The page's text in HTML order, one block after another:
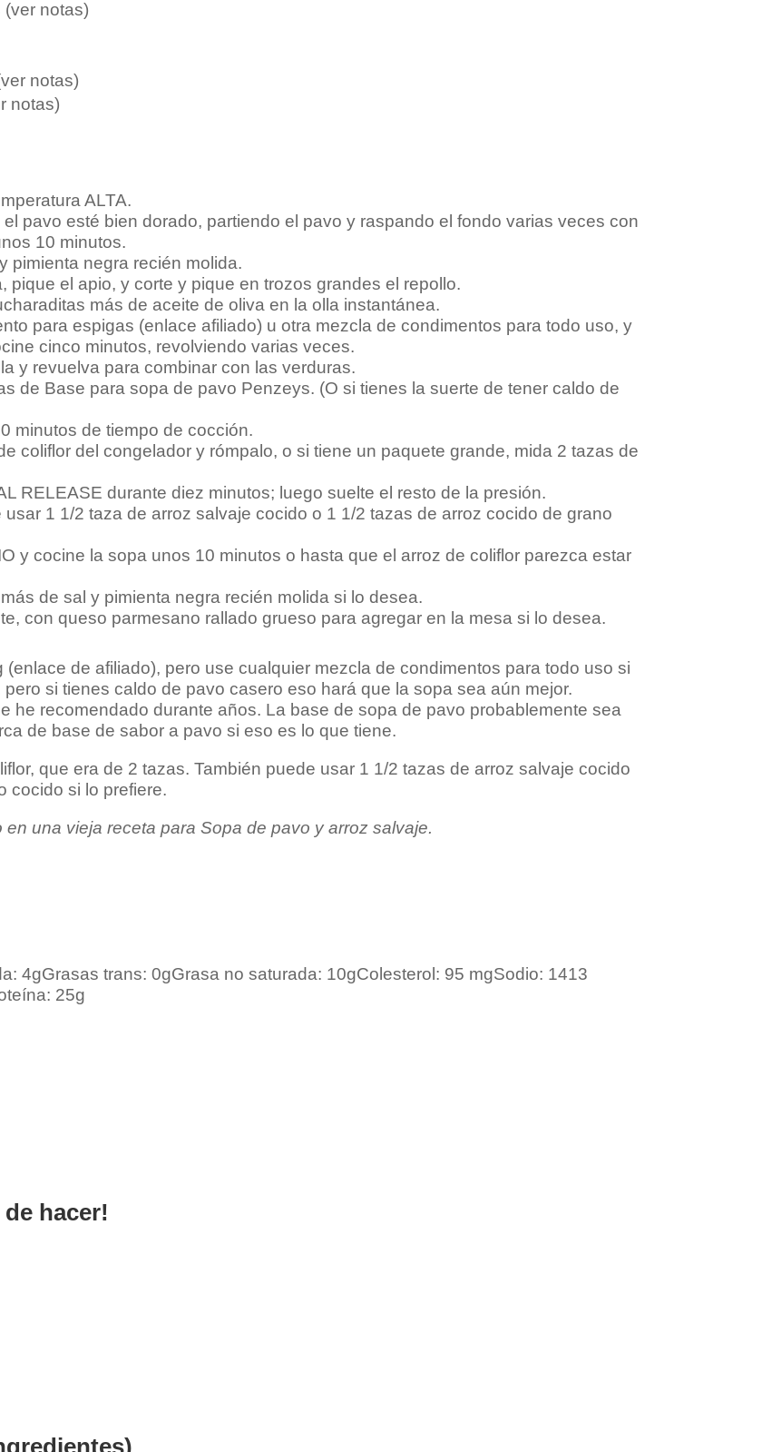
notas)
notas)
notas)
ALTA.
pavo esté bien dorado, partiendo el pavo y raspando el fondo varias veces con
10 minutos.
pimienta negra recién molida.
el apio, y corte y pique en trozos grandes el repollo.
más de aceite de oliva en la olla instantánea.
para espigas (enlace afiliado) u otra mezcla de condimentos para todo uso, y
cinco minutos, revolviendo varias veces.
y revuelva para combinar con las verduras.
de Base para sopa de pavo Penzeys. (O si tienes la suerte de tener caldo de
minutos de tiempo de cocción.
coliflor del congelador y rómpalo, o si tiene un paquete grande, mida 2 tazas de
RELEASE durante diez minutos; luego suelte el resto de la presión.
1 1/2 taza de arroz salvaje cocido o 1 1/2 tazas de arroz cocido de grano
y cocine la sopa unos 10 minutos o hasta que el arroz de coliflor parezca estar
de sal y pimienta negra recién molida si lo desea.
con queso parmesano rallado grueso para agregar en la mesa si lo desea.
de afiliado), pero use cualquier mezcla de condimentos para todo uso si
si tienes caldo de pavo casero eso hará que la sopa sea aún mejor.
he recomendado durante años. La base de sopa de pavo probablemente sea
de base de sabor a pavo si eso es lo que tiene.
que era de 2 tazas. También puede usar 1 1/2 tazas de arroz salvaje cocido
cocido si lo prefiere.
en una vieja receta para Sopa de pavo y arroz salvaje.
4gGrasas trans: 0gGrasa no saturada: 10gColesterol: 95 mgSodio: 1413
25g
hacer!